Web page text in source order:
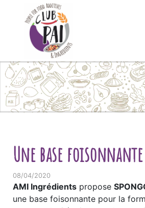
Skip to content
Une base
08/04/2020
AMI Ingrédients propose
une base foisonnante pour la